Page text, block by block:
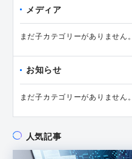
メディア
まだ子カテゴリーがありません。
お知らせ
まだ子カテゴリーがありません。
人気記事